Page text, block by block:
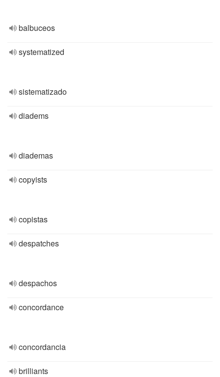
balbuceos
systematized
sistematizado
diadems
diademas
copyists
copistas
despatches
despachos
concordance
concordancia
brilliants